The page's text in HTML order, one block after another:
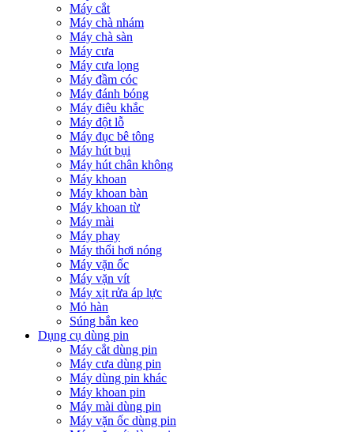
Máy cắt
Máy chà nhám
Máy chà sàn
Máy cưa
Máy cưa lọng
Máy đầm cóc
Máy đánh bóng
Máy điêu khắc
Máy đột lỗ
Máy đục bê tông
Máy hút bụi
Máy hút chân không
Máy khoan
Máy khoan bàn
Máy khoan từ
Máy mài
Máy phay
Máy thổi hơi nóng
Máy vặn ốc
Máy vặn vít
Máy xịt rửa áp lực
Mỏ hàn
Súng bắn keo
Dụng cụ dùng pin
Máy cắt dùng pin
Máy cưa dùng pin
Máy dùng pin khác
Máy khoan pin
Máy mài dùng pin
Máy vặn ốc dùng pin